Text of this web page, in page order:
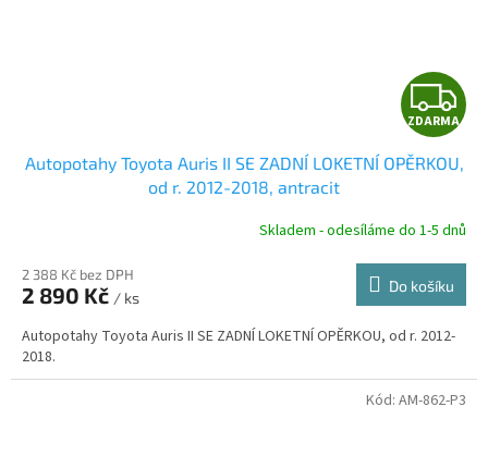
Z
D
R
ZDARMA
Autopotahy Toyota Auris II SE ZADNÍ LOKETNÍ OPĚRKOU,
od r. 2012-2018, antracit
Skladem - odesíláme do 1-5 dnů
2 388 Kč bez DPH
2 890 Kč / ks
Do košíku
Autopotahy Toyota Auris II SE ZADNÍ LOKETNÍ OPĚRKOU, od r. 2012-
2018.
Kód: AM-862-P3